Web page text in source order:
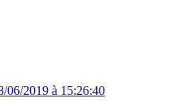
06/2019 à 15:26:40